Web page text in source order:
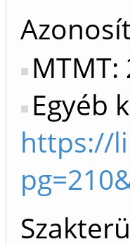
MTMT:
Egyéb
https://